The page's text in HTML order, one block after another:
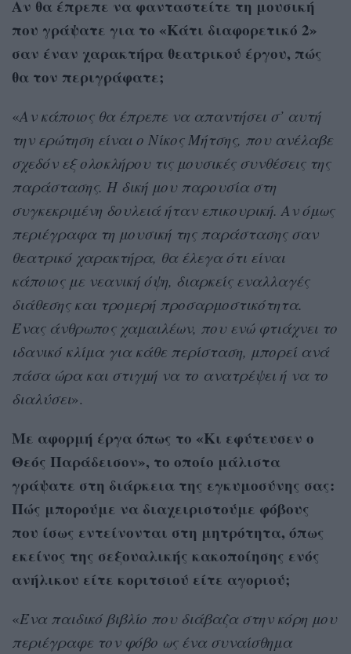
Αν θα έπρεπε να φανταστείτε τη μουσική
που γράψατε για το «Κάτι διαφορετικό 2»
σαν έναν χαρακτήρα θεατρικού έργου, πώς
θα τον περιγράφατε;
«Αν κάποιος θα έπρεπε να απαντήσει σ’ αυτή
την ερώτηση είναι ο Νίκος Μήτσης, που ανέλαβε
σχεδόν εξ ολοκλήρου τις μουσικές συνθέσεις της
παράστασης. Η δική μου παρουσία στη
συγκεκριμένη δουλειά ήταν επικουρική. Αν όμως
περιέγραφα τη μουσική της παράστασης σαν
θεατρικό χαρακτήρα, θα έλεγα ότι είναι
κάποιος με νεανική όψη, διαρκείς εναλλαγές
διάθεσης και τρομερή προσαρμοστικότητα.
Ένας άνθρωπος χαμαιλέων, που ενώ φτιάχνει το
ιδανικό κλίμα για κάθε περίσταση, μπορεί ανά
πάσα ώρα και στιγμή να το ανατρέψει ή να το
διαλύσει».
Με αφορμή έργα όπως το «Κι εφύτευσεν ο
Θεός Παράδεισον», το οποίο μάλιστα
γράψατε στη διάρκεια της εγκυμοσύνης σας:
Πώς μπορούμε να διαχειριστούμε φόβους
που ίσως εντείνονται στη μητρότητα, όπως
εκείνος της σεξουαλικής κακοποίησης ενός
ανήλικου είτε κοριτσιού είτε αγοριού;
«Ένα παιδικό βιβλίο που διάβαζα στην κόρη μου
περιέγραφε τον φόβο ως ένα συναίσθημα